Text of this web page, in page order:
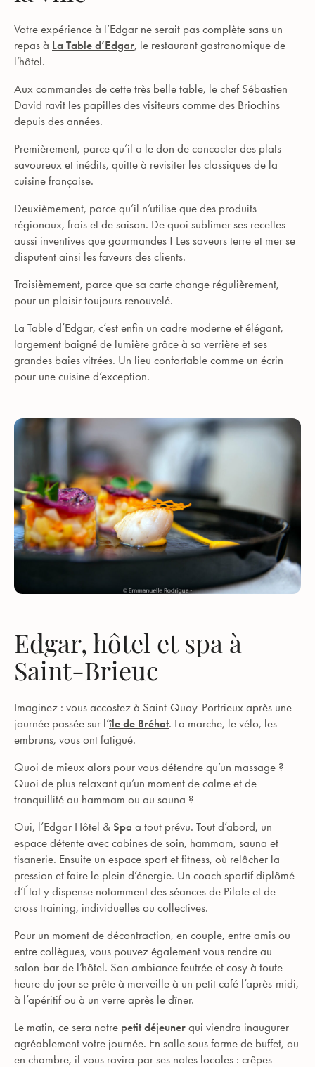
Votre expérience à l’Edgar ne serait pas complète sans un
repas à La Table d’Edgar, le restaurant gastronomique de
l’hôtel.
Aux commandes de cette très belle table, le chef Sébastien
David ravit les papilles des visiteurs comme des Briochins
depuis des années.
Premièrement, parce qu’il a le don de concocter des plats
savoureux et inédits, quitte à revisiter les classiques de la
cuisine française.
Deuxièmement, parce qu’il n’utilise que des produits
régionaux, frais et de saison. De quoi sublimer ses recettes
aussi inventives que gourmandes ! Les saveurs terre et mer se
disputent ainsi les faveurs des clients.
Troisièmement, parce que sa carte change régulièrement,
pour un plaisir toujours renouvelé.
La Table d’Edgar, c’est enfin un cadre moderne et élégant,
largement baigné de lumière grâce à sa verrière et ses
grandes baies vitrées. Un lieu confortable comme un écrin
pour une cuisine d’exception.
Edgar, hôtel et spa à
Saint-Brieuc
Imaginez : vous accostez à Saint-Quay-Portrieux après une
journée passée sur l’île de Bréhat. La marche, le vélo, les
embruns, vous ont fatigué.
Quoi de mieux alors pour vous détendre qu’un massage ?
Quoi de plus relaxant qu’un moment de calme et de
tranquillité au hammam ou au sauna ?
Oui, l’Edgar Hôtel & Spa a tout prévu. Tout d’abord, un
espace détente avec cabines de soin, hammam, sauna et
tisanerie. Ensuite un espace sport et fitness, où relâcher la
pression et faire le plein d’énergie. Un coach sportif diplômé
d’État y dispense notamment des séances de Pilate et de
cross training, individuelles ou collectives.
Pour un moment de décontraction, en couple, entre amis ou
entre collègues, vous pouvez également vous rendre au
salon-bar de l’hôtel. Son ambiance feutrée et cosy à toute
heure du jour se prête à merveille à un petit café l’après-midi,
à l’apéritif ou à un verre après le dîner.
Le matin, ce sera notre petit déjeuner qui viendra inaugurer
agréablement votre journée. En salle sous forme de buffet, ou
en chambre, il vous ravira par ses notes locales : crêpes